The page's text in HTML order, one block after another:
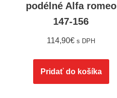
podélné Alfa romeo
147-156
114,90€ s DPH
Pridať do košíka